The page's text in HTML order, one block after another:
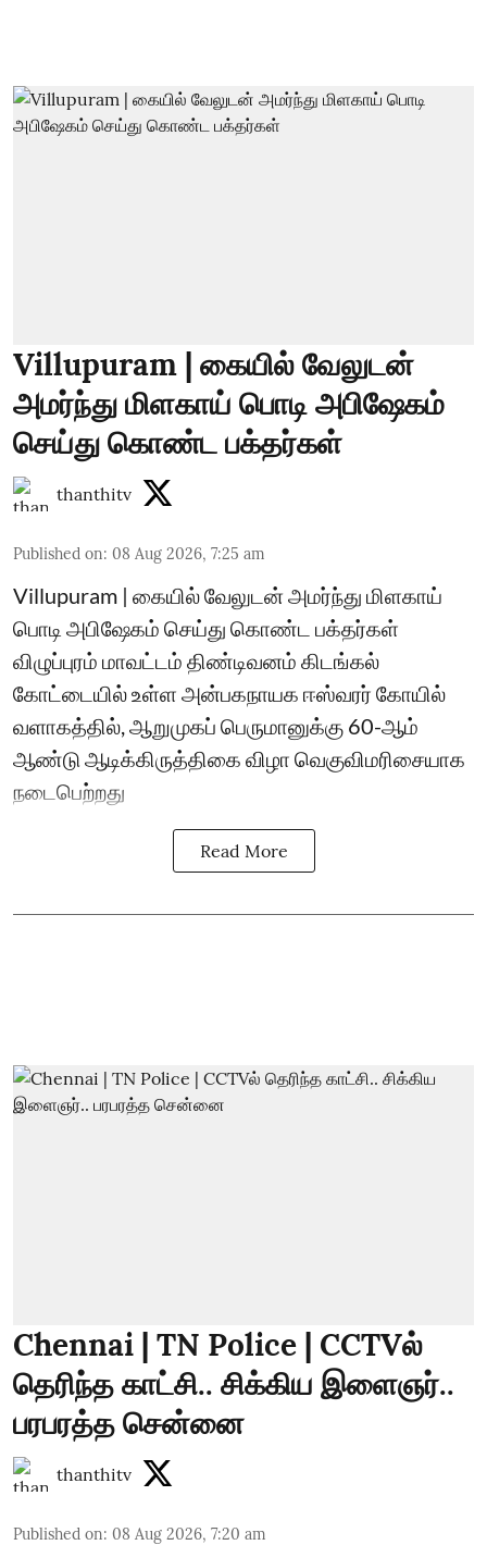
Villupuram | கையில் வேலுடன்
அமர்ந்து மிளகாய் பொடி அபிஷேகம்
செய்து கொண்ட பக்தர்கள்
thanthitv
Published on: 08 Aug 2026, 7:25 am
Villupuram | கையில் வேலுடன் அமர்ந்து மிளகாய்
பொடி அபிஷேகம் செய்து கொண்ட பக்தர்கள்
விழுப்புரம் மாவட்டம் திண்டிவனம் கிடங்கல்
கோட்டையில் உள்ள அன்பகநாயக ஈஸ்வரர் கோயில்
வளாகத்தில், ஆறுமுகப் பெருமானுக்கு 60-ஆம்
ஆண்டு ஆடிக்கிருத்திகை விழா வெகுவிமரிசையாக
நடைபெற்றது
Read More
Chennai | TN Police | CCTVல்
தெரிந்த காட்சி.. சிக்கிய இளைஞர்..
பரபரத்த சென்னை
thanthitv
Published on: 08 Aug 2026, 7:20 am